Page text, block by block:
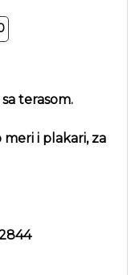
terasom.
i plakari, za